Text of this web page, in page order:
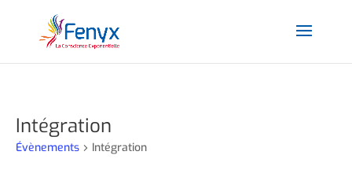
Intégration
Évènements Intégration